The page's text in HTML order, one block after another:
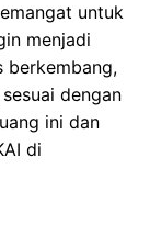
untuk
menjadi
berkembang,
dengan
ini dan
di